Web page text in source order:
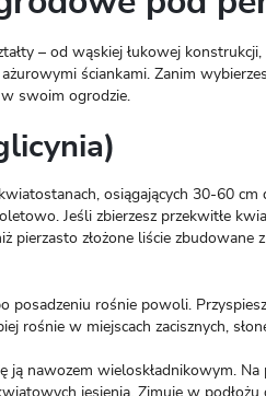
– od wąskiej łukowej
ażurowymi ściankami. Zanim
swoim ogrodzie.
osiągających 30-60
Jeśli zbierzesz przekwitłe
pierzasto złożone liście
posadzeniu rośnie powoli.
rośnie w miejscach zacisznych,
ją nawozem wieloskładnikowym. Na
jesienią. Zimuje w podłożu